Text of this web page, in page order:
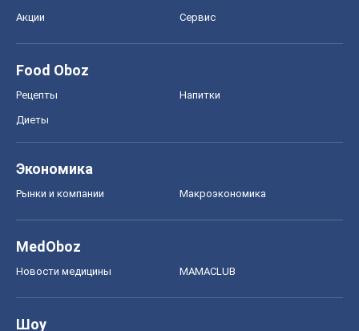
Акции Сервис
Food Oboz
Рецепты Напитки
Диеты
Экономика
Рынки и компании Mакроэкономика
MedOboz
Новости медицины MAMACLUB
Шоу